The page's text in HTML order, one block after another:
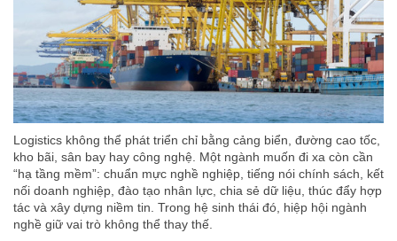
Logistics không thể phát triển chỉ bằng cảng biển, đường cao tốc,
kho bãi, sân bay hay công nghệ. Một ngành muốn đi xa còn cần
“hạ tầng mềm”: chuẩn mực nghề nghiệp, tiếng nói chính sách, kết
nối doanh nghiệp, đào tạo nhân lực, chia sẻ dữ liệu, thúc đẩy hợp
tác và xây dựng niềm tin. Trong hệ sinh thái đó, hiệp hội ngành
nghề giữ vai trò không thể thay thế.